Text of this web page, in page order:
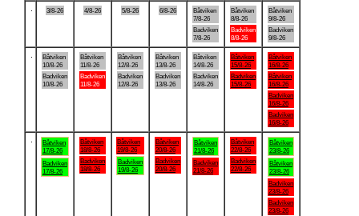
3/8-26 4/8-26 5/8-26 6/8-26
Båtviken
7/8-26
Badviken
7/8-26
Båtviken
8/8-26
Badviken
8/8-26
Båtviken
9/8-26
Badviken
9/8-26
Båtviken
10/8-26
Badviken
10/8-26
Båtviken
11/8-26
Badviken
11/8-26
Båtviken
12/8-26
Badviken
12/8-26
Båtviken
13/8-26
Badviken
13/8-26
Båtviken
14/8-26
Badviken
14/8-26
Båtviken
15/8-26
Badviken
15/8-26
Båtviken
16/8-26
Båtviken
16/8-26
Badviken
16/8-26
Badviken
16/8-26
Båtviken
17/8-26
Badviken
17/8-26
Båtviken
18/8-26
Badviken
18/8-26
Båtviken
19/8-26
Badviken
19/8-26
Båtviken
20/8-26
Badviken
20/8-26
Båtviken
21/8-26
Badviken
21/8-26
Båtviken
22/8-26
Badviken
22/8-26
Båtviken
23/8-26
Båtviken
23/8-26
Badviken
23/8-26
Badviken
23/8-26